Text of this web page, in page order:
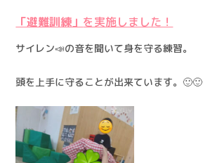
「避難訓練」 を実施しました！
サイレン📣の音を聞いて身を守る練習。
頭を上手に守ることが出来ています。🙂🙂